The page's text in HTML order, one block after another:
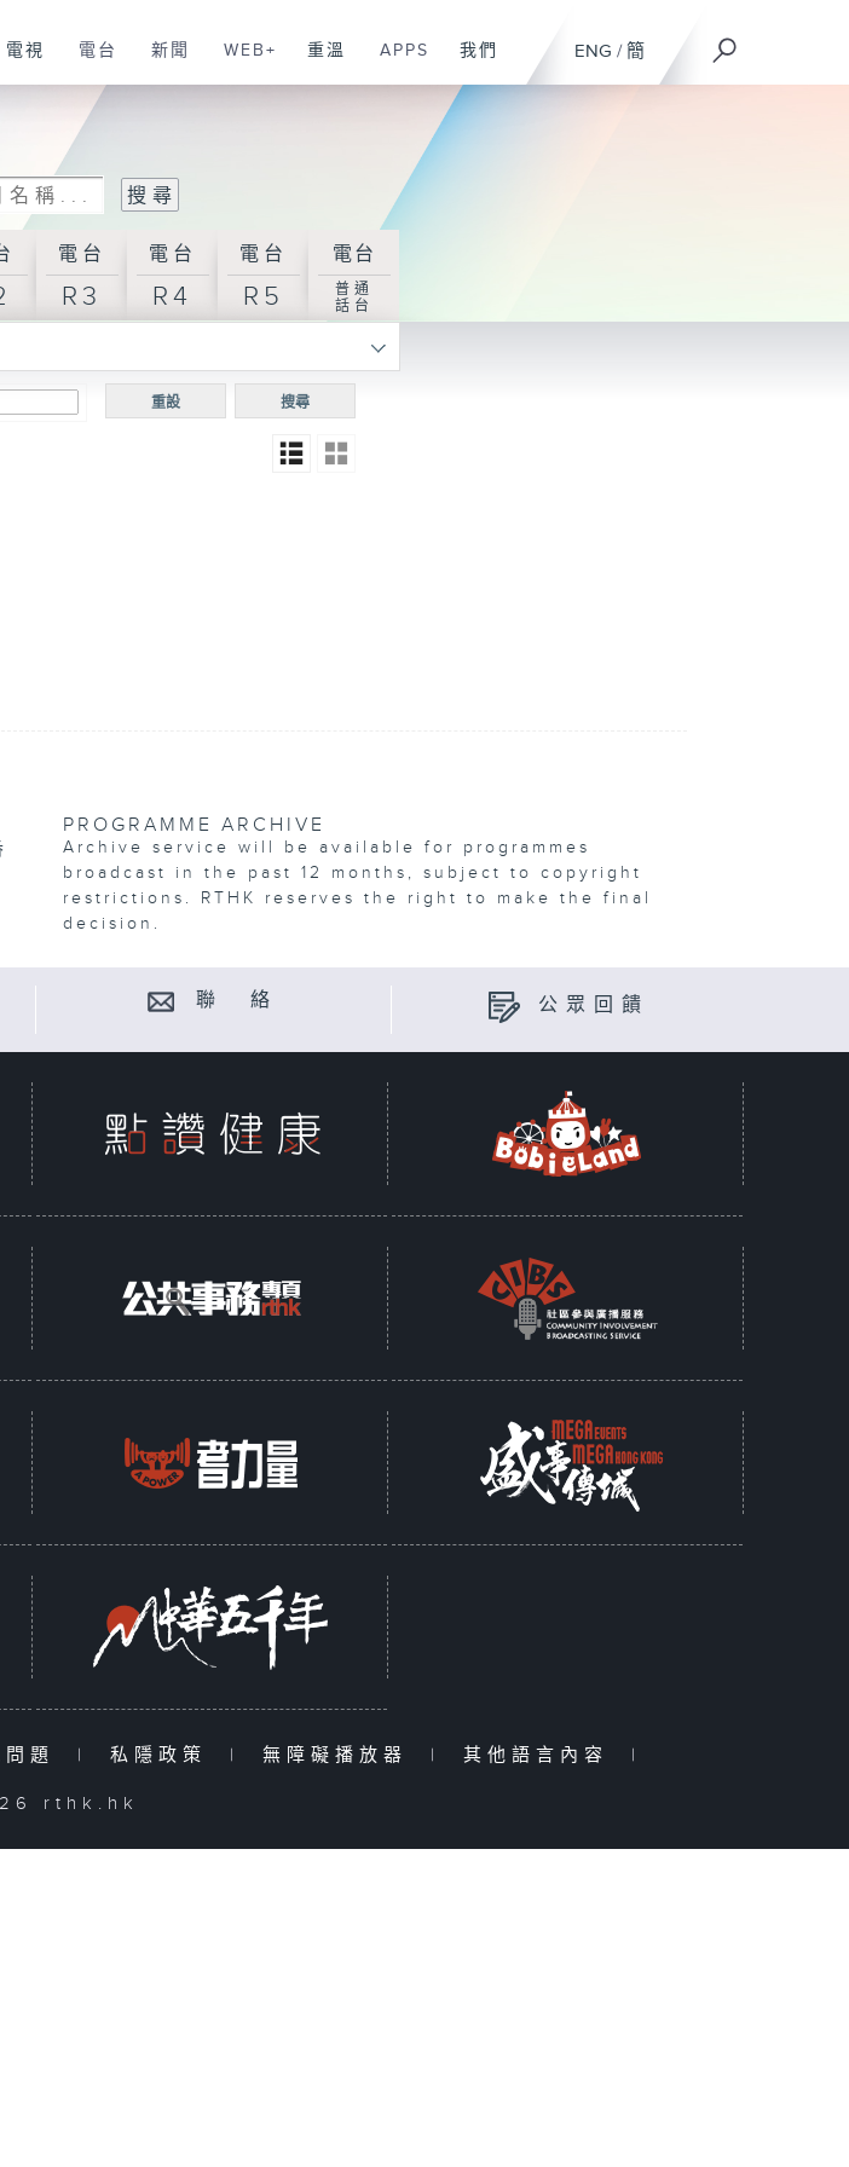
ENG / 簡
電視 電台 新聞 WEB+ 重溫 APPS 我們
電台
R3
電台
R4
電台
R5
電台
普通
話台
搜尋
重設
PROGRAMME ARCHIVE
Archive service will be available for programmes
broadcast in the past 12 months, subject to copyright
restrictions. RTHK reserves the right to make the final
decision.
聯 絡 公眾回饋
問題 | 私隱政策 | 無障礙播放器 | 其他語言內容 |
rthk.hk